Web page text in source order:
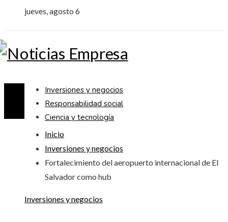
jueves, agosto 6
Inversiones y negocios
Responsabilidad social
Ciencia y tecnología
Inicio
Inversiones y negocios
Fortalecimiento del aeropuerto internacional de El
Salvador como hub
Inversiones y negocios